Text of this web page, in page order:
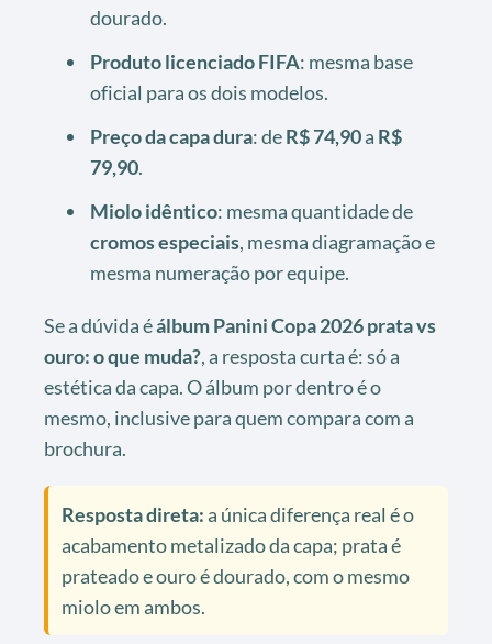
dourado.
Produto licenciado FIFA: mesma base
oficial para os dois modelos.
Preço da capa dura: deR$ 74,90a R$
79,90.
Miolo idêntico: mesma quantidade de
cromos especiais, mesma diagramação e
mesma numeração por equipe.
Se a dúvida éálbum Panini Copa 2026 prata vs
ouro: o que muda?, a resposta curta é: só a
estética da capa. O álbum por dentro é o
mesmo, inclusive para quem compara com a
brochura.
Resposta direta:a única diferença real é o
acabamento metalizado da capa; prata é
prateado e ouro é dourado, com o mesmo
miolo em ambos.